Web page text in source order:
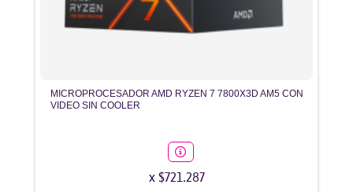
MICROPROCESADOR AMD RYZEN 7 7800X3D AM5 CON
VIDEO SIN COOLER
x $721.287